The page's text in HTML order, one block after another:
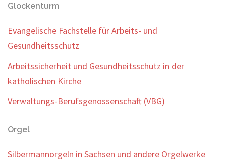
Glockenturm
Evangelische Fachstelle für Arbeits- und
Gesundheitsschutz
Arbeitssicherheit und Gesundheitsschutz in der
katholischen Kirche
Verwaltungs-Berufsgenossenschaft (VBG)
Orgel
Silbermannorgeln in Sachsen und andere Orgelwerke